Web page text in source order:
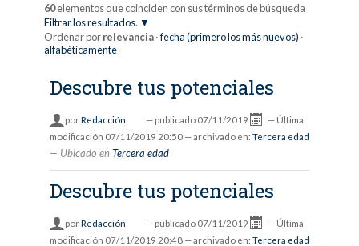
60elementos que coinciden con sus términos de búsqueda
Filtrar los resultados.
Ordenar por relevancia ·fecha (primero los más nuevos) ·
alfabéticamente
Descubre tus potenciales
porRedacción — publicado 07/11/2019 — Última
modificación 07/11/2019 20:50 — archivado en: Tercera edad
Ubicado en Tercera edad
Descubre tus potenciales
porRedacción — publicado 07/11/2019 — Última
modificación 07/11/2019 20:48 — archivado en: Tercera edad